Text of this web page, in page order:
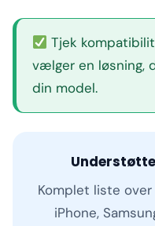
Tjek
vælger en løsning,
din model.
Komplet liste
iPhone,